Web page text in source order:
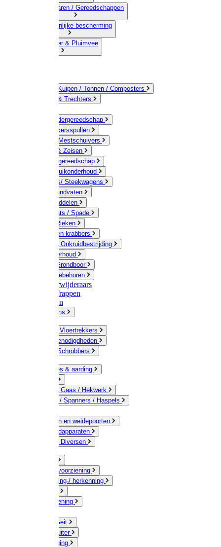
10) IJzerwaren / Gereedschappen
11) Persoonlijke bescherming
12) Kleindier & Pluimvee
Emmers / Kuipen / Tonnen / Composters
Jerrycans & Trechters
Hand-/ Kindergereedschap
Stratenmakersspullen
Sneeuw- / Mestschuivers
Baggeren & Zeisen
Elektrisch gereedschap
Boom / Struikonderhoud
Kruiwagens/ Steekwagens
Stelen / Handvaten
Tuinhulpmiddelen
Schop / Bats / Spade
Vorken & Rieken
Cultivator en krabbers
Schoffels / Onkruidbestrijding
Gazononderhoud
Hamers / Grondboor
Sledes / toebehoren
Onkruidverwijderaars
Ladders / Trappen
Werkbanken
Betonmolens
Bezems & Vloertrekkers
Schildersbenodigdheden
Borstels / Schrobbers
Accessoires & aarding
Geleiders / Gaas / Hekwerk
Verbinders / Spanners / Haspels
Doorgangen en weidepoorten
Schrikdraadapparaten
Afrastering Diversen
Drinkwatervoorziening
Veemarkering-/ herkenning
Voervoorziening
Schaap / Geit
Paard & Ruiter
Veeverzorging